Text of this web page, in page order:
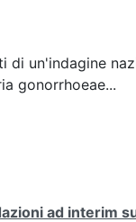
un'indagine
gonorrhoeae...
ad interim